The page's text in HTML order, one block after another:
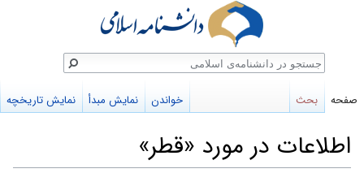
اطلاعات در مورد «قطر»
صفحه بحث خواندن نمایش مبدأ نمایش تاریخچه
جستجو